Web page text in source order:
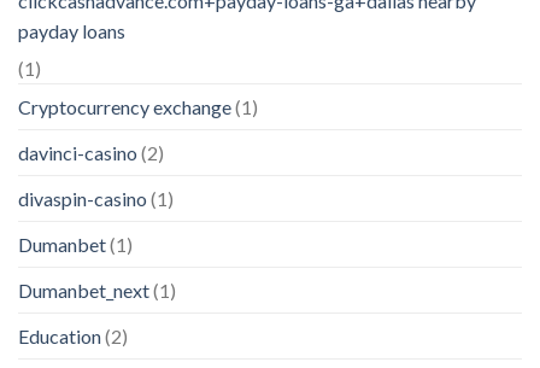
payday loans
(1)
Cryptocurrency exchange(1)
davinci-casino (2)
divaspin-casino (1)
Dumanbet(1)
Dumanbet_next(1)
Education(2)